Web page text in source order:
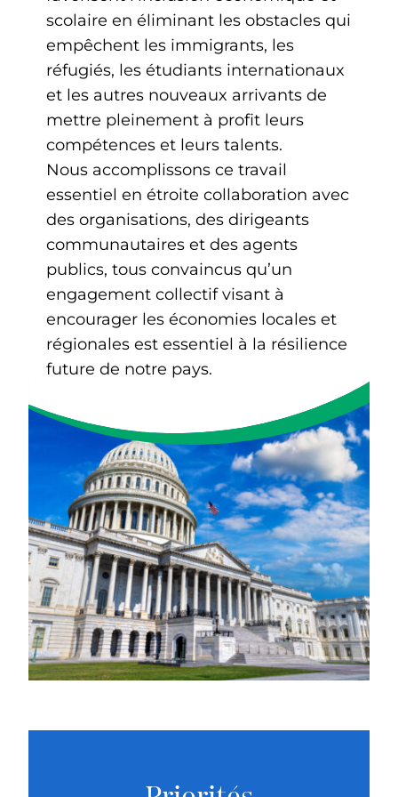
scolaire en éliminant les obstacles qui
empêchent les immigrants, les
réfugiés, les étudiants internationaux
et les autres nouveaux arrivants de
mettre pleinement à profit leurs
compétences et leurs talents.
Nous accomplissons ce travail
essentiel en étroite collaboration avec
des organisations, des dirigeants
communautaires et des agents
publics, tous convaincus qu’un
engagement collectif visant à
encourager les économies locales et
régionales est essentiel à la résilience
future de notre pays.